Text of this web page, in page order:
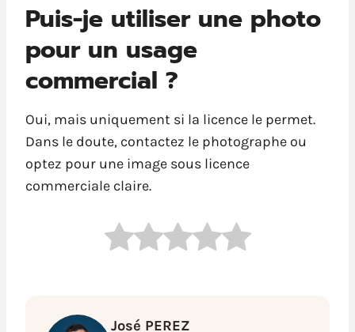
Puis-je utiliser une photo
pour un usage
commercial ?
Oui, mais uniquement si la licence le permet.
Dans le doute, contactez le photographe ou
optez pour une image sous licence
commerciale claire.
José PEREZ